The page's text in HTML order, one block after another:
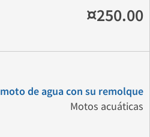
¤250.00
moto de agua con su remolque
Motos acuáticas